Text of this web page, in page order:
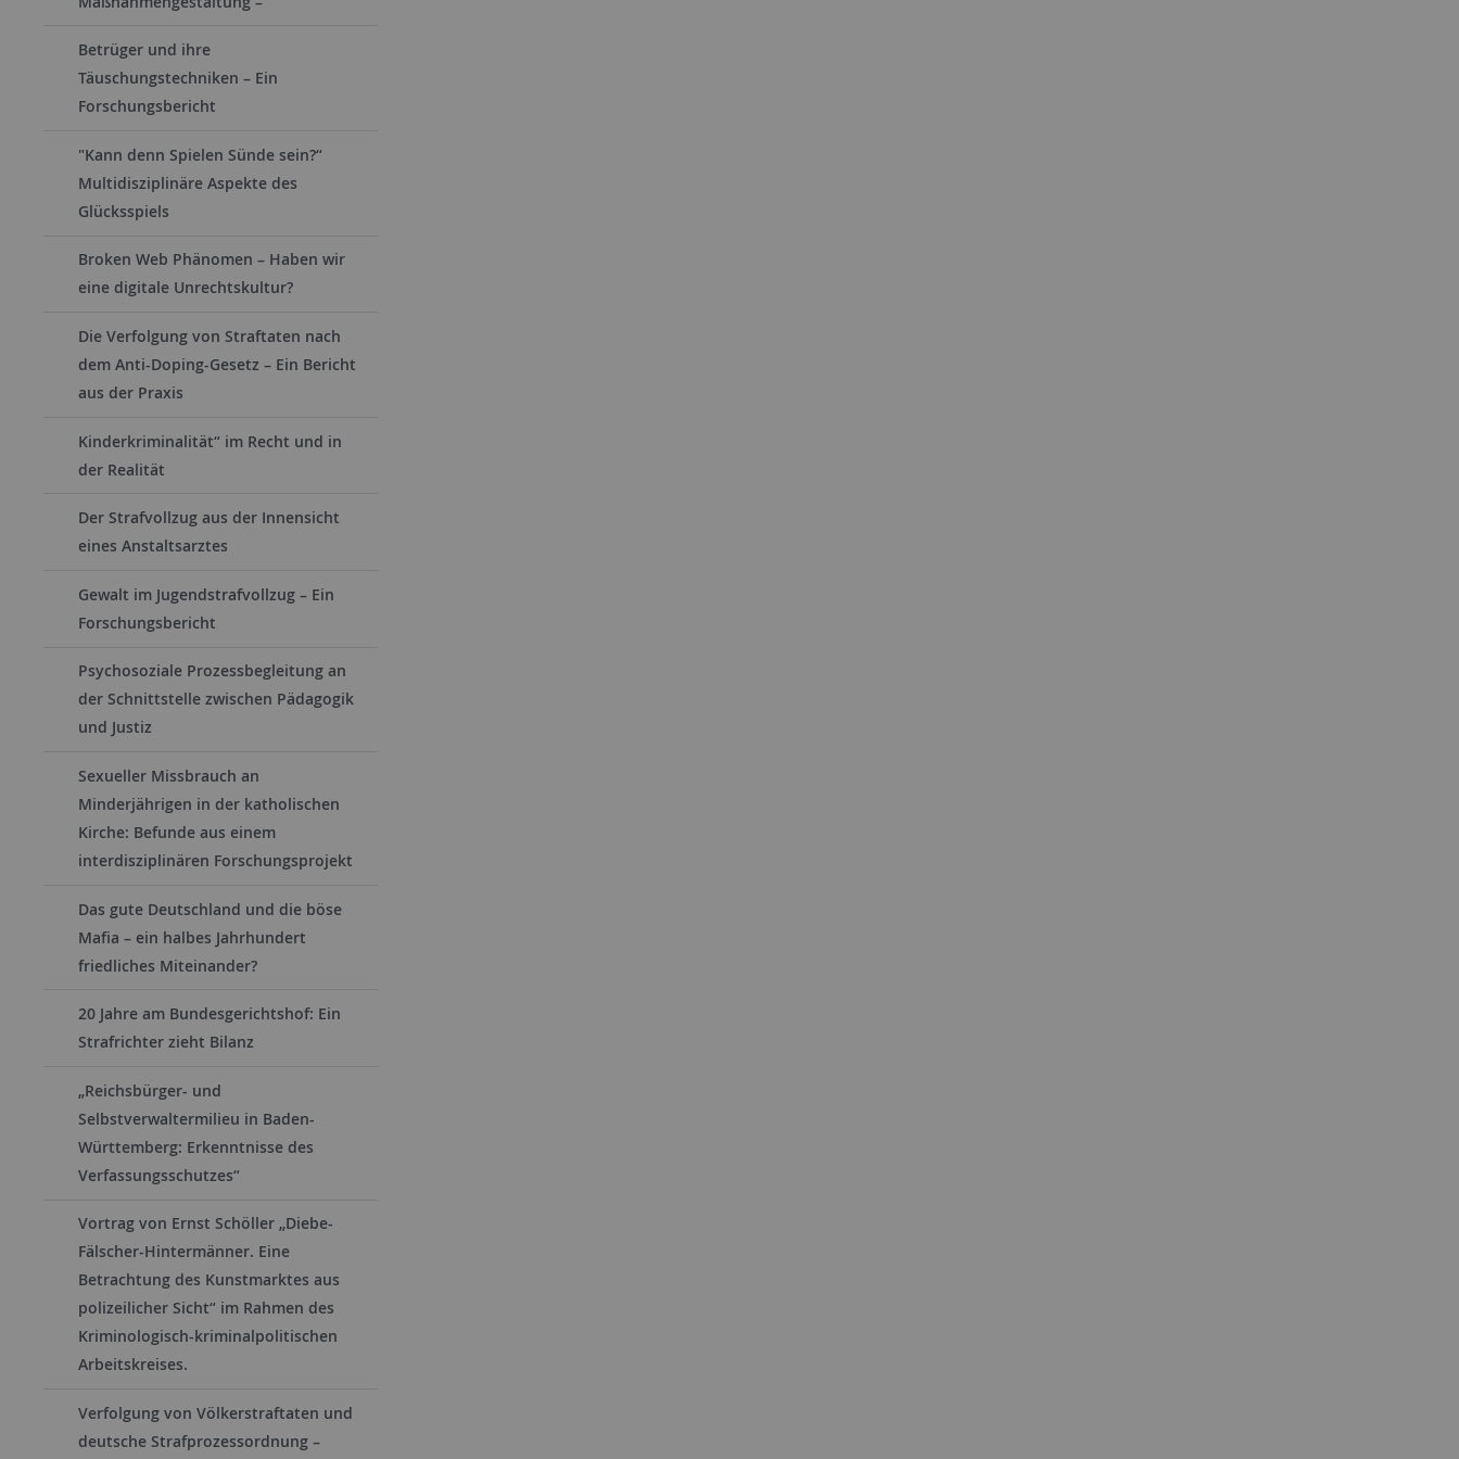
Betrüger und ihre
Täuschungstechniken – Ein
Forschungsbericht
"Kann denn Spielen Sünde sein?“
Multidisziplinäre Aspekte des
Glücksspiels
Broken Web Phänomen – Haben wir
eine digitale Unrechtskultur?
Die Verfolgung von Straftaten nach
dem Anti-Doping-Gesetz – Ein Bericht
aus der Praxis
Kinderkriminalität“ im Recht und in
der Realität
Der Strafvollzug aus der Innensicht
eines Anstaltsarztes
Gewalt im Jugendstrafvollzug – Ein
Forschungsbericht
Psychosoziale Prozessbegleitung an
der Schnittstelle zwischen Pädagogik
und Justiz
Sexueller Missbrauch an
Minderjährigen in der katholischen
Kirche: Befunde aus einem
interdisziplinären Forschungsprojekt
Das gute Deutschland und die böse
Mafia – ein halbes Jahrhundert
friedliches Miteinander?
20 Jahre am Bundesgerichtshof: Ein
Strafrichter zieht Bilanz
„Reichsbürger- und
Selbstverwaltermilieu in Baden-
Württemberg: Erkenntnisse des
Verfassungsschutzes“
Vortrag von Ernst Schöller „Diebe-
Fälscher-Hintermänner. Eine
Betrachtung des Kunstmarktes aus
polizeilicher Sicht“ im Rahmen des
Kriminologisch-kriminalpolitischen
Arbeitskreises.
Verfolgung von Völkerstraftaten und
deutsche Strafprozessordnung –